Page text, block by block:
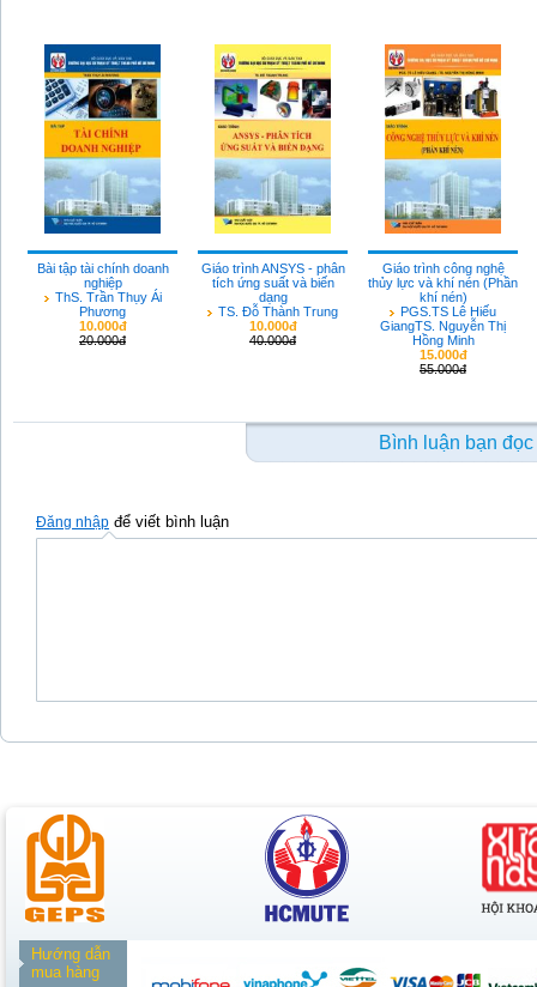
Bài tập tài chính doanh
nghiệp
ThS. Trần Thụy Ái
Phương
10.000đ
20.000đ
Giáo trình ANSYS - phân
tích ứng suất và biến
dạng
TS. Đỗ Thành Trung
10.000đ
40.000đ
Giáo trình công nghệ
thủy lực và khí nén (Phần
khí nén)
PGS.TS Lê Hiếu
GiangTS. Nguyễn Thị
Hồng Minh
15.000đ
55.000đ
Bình luận bạn đọc
Đăng nhập để viết bình luận
Hướng dẫn
mua hàng